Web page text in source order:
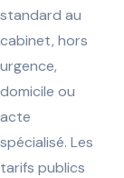
standard au
cabinet, hors
urgence,
domicile ou
acte
spécialisé. Les
tarifs publics